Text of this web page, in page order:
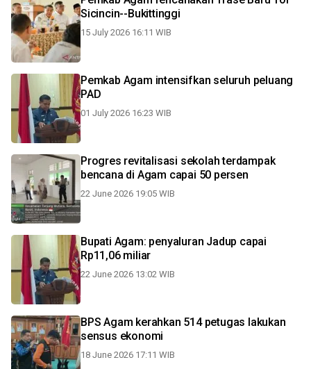
Sicincin--Bukittinggi
15 July 2026 16:11 WIB
Pemkab Agam intensifkan seluruh peluang
PAD
01 July 2026 16:23 WIB
Progres revitalisasi sekolah terdampak
bencana di Agam capai 50 persen
22 June 2026 19:05 WIB
Bupati Agam: penyaluran Jadup capai
Rp11,06 miliar
22 June 2026 13:02 WIB
BPS Agam kerahkan 514 petugas lakukan
sensus ekonomi
18 June 2026 17:11 WIB